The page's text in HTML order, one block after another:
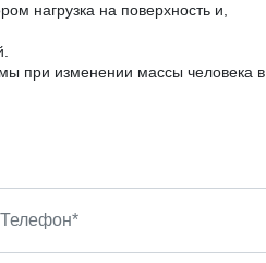
нагрузка на поверхность и,
при изменении массы человека в